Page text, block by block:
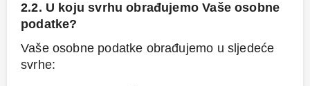
2.2. U koju svrhu obrađujemo Vaše osobne
podatke?
Vaše osobne podatke obrađujemo u sljedeće
svrhe: